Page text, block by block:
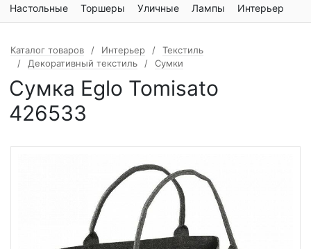
Настольные Торшеры Уличные Лампы Интерьер
Каталог товаров Интерьер
Текстиль
Декоративный текстиль
Сумки
Сумка Eglo Tomisato
426533